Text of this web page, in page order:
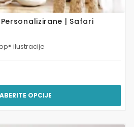
| Safari
ilustracije
OPCIJE